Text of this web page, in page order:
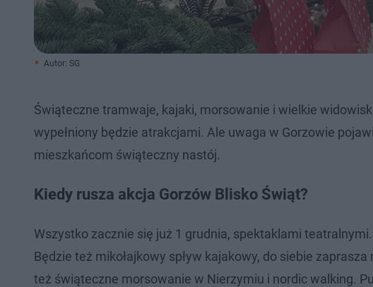
Autor: SG
Świąteczne tramwaje, kajaki, morsowanie i wielkie
wypełniony będzie atrakcjami. Ale uwaga w Gorzowie
mieszkańcom świąteczny nastój.
Kiedy rusza akcja Gorzów Blisko Świąt?
Wszystko zacznie się już 1 grudnia, spektaklami
Będzie też mikołajkowy spływ kajakowy, do siebie
też świąteczne morsowanie w Nierzymiu i nordic walking.